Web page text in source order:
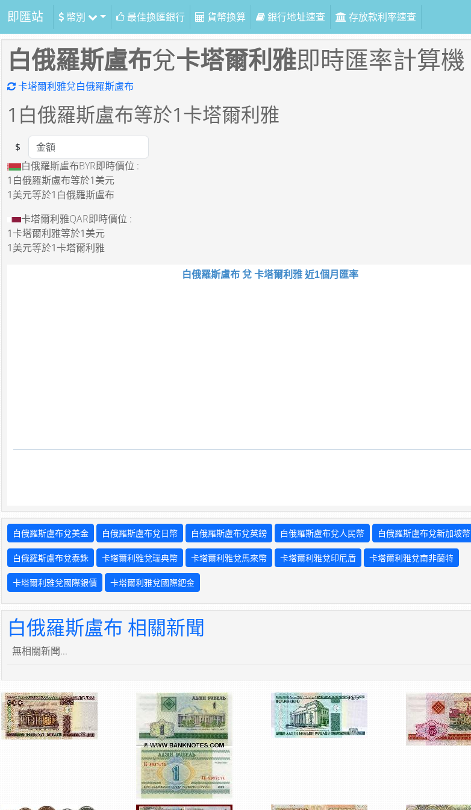
即匯站 幣別 最佳換匯銀行 貨幣換算 銀行地址速查 存放款利率速查
白俄羅斯盧布兌卡塔爾利雅即時匯率計算機
卡塔爾利雅兌白俄羅斯盧布
1 白俄羅斯盧布等於1卡塔爾利雅
Amount
$
白俄羅斯盧布BYR即時價位 :
1白俄羅斯盧布等於1美元
1美元等於1白俄羅斯盧布
卡塔爾利雅QAR即時價位 :
1卡塔爾利雅等於1美元
1美元等於1卡塔爾利雅
白俄羅斯盧布 兌 卡塔爾利雅 近1個月匯率
白俄羅斯盧布兌美金 白俄羅斯盧布兌日幣 白俄羅斯盧布兌英鎊 白俄羅斯盧布兌人民幣 白俄羅斯盧布兌新加坡幣
白俄羅斯盧布兌泰銖 卡塔爾利雅兌瑞典幣 卡塔爾利雅兌馬來幣 卡塔爾利雅兌印尼盾 卡塔爾利雅兌南非蘭特
卡塔爾利雅兌國際銀價 卡塔爾利雅兌國際鈀金
白俄羅斯盧布 相關新聞
無相關新聞...